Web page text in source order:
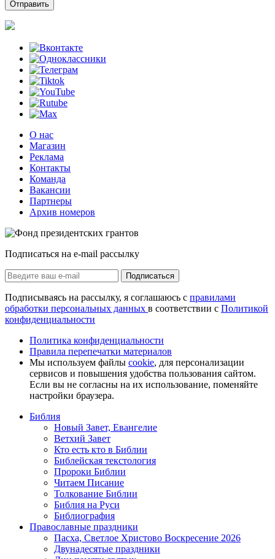
О нас
Магазин
Реклама
Контакты
Команда
Вакансии
Партнеры
Архив номеров
Подписаться на e-mail рассылку
Подписаться
Подписываясь на рассылку, я соглашаюсь с правилами
обработки персональных данных в соответствии с Политикой
конфиденциальности
Политика конфиденциальности
Правила перепечатки материалов
Мы используем файлы cookie, для персонализации
сервисов и повышения удобства пользования сайтом.
Если вы не согласны на их использование, поменяйте
настройки браузера.
Библия
Новый Завет, Евангелие
Ветхий Завет
Кто есть кто в Библии
Библейская текстология
Пророки Библии
Читаем Писание
Толкование Библии
Библия на Руси
Библиография
Православные праздники
Пасха, Светлое Христово Воскресение 2026
Двунадесятые праздники